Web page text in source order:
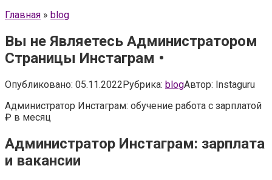
Главная » blog
Вы не Являетесь Администратором
Страницы Инстаграм •
Опубликовано: 05.11.2022Рубрика: blogАвтор: Instaguru
Администратор Инстаграм: обучение работа с зарплатой
₽ в месяц
Администратор Инстаграм: зарплата
и вакансии